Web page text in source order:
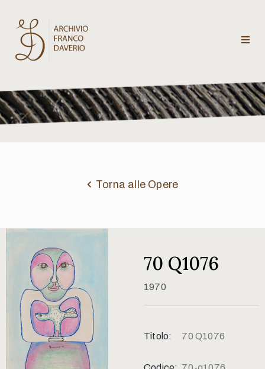
Archivio
Franco
Daverio
critici
Contatti
Torna alle Opere
70 Q1076
1970
Titolo: 70 Q1076